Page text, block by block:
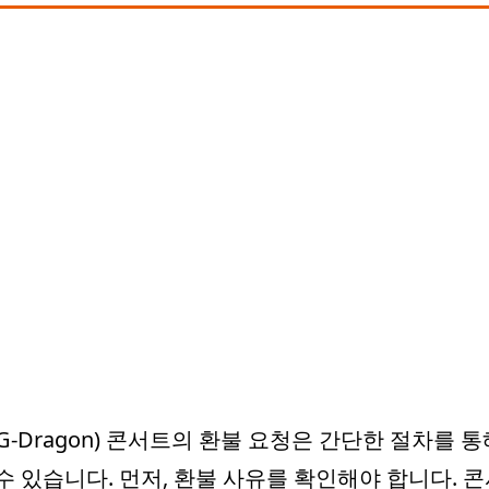
Dragon) 콘서트의 환불 요청은 간단한 절차를 통
있습니다. 먼저, 환불 사유를 확인해야 합니다.